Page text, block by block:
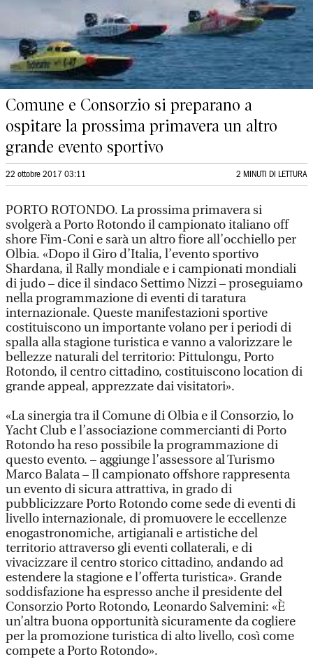
Comune e Consorzio si preparano a
ospitare la prossima primavera un altro
grande evento sportivo
22 ottobre 2017 03:11 2 MINUTI DI LETTURA
PORTO ROTONDO. La prossima primavera si
svolgerà a Porto Rotondo il campionato italiano off
shore Fim-Coni e sarà un altro fiore all’occhiello per
Olbia. «Dopo il Giro d’Italia, l’evento sportivo
Shardana, il Rally mondiale e i campionati mondiali
di judo – dice il sindaco Settimo Nizzi – proseguiamo
nella programmazione di eventi di taratura
internazionale. Queste manifestazioni sportive
costituiscono un importante volano per i periodi di
spalla alla stagione turistica e vanno a valorizzare le
bellezze naturali del territorio: Pittulongu, Porto
Rotondo, il centro cittadino, costituiscono location di
grande appeal, apprezzate dai visitatori».
«La sinergia tra il Comune di Olbia e il Consorzio, lo
Yacht Club e l’associazione commercianti di Porto
Rotondo ha reso possibile la programmazione di
questo evento. – aggiunge l’assessore al Turismo
Marco Balata – Il campionato offshore rappresenta
un evento di sicura attrattiva, in grado di
pubblicizzare Porto Rotondo come sede di eventi di
livello internazionale, di promuovere le eccellenze
enogastronomiche, artigianali e artistiche del
territorio attraverso gli eventi collaterali, e di
vivacizzare il centro storico cittadino, andando ad
estendere la stagione e l’offerta turistica». Grande
soddisfazione ha espresso anche il presidente del
Consorzio Porto Rotondo, Leonardo Salvemini: «È
un’altra buona opportunità sicuramente da cogliere
per la promozione turistica di alto livello, così come
compete a Porto Rotondo».